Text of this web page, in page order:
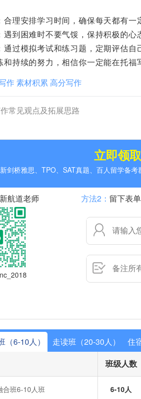
合理安排学习时间，确保每天都有
遇到困难时不要气馁，保持积极的
通过模拟考试和练习题，定期评估
持续的努力，相信你一定能在托福
作素材积累 高分写作
常见观点及拓展思路
立即领
剑桥雅思、TPO、SAT真题、百人留学备
航道老师 方法2： 留下表
（6-10人） 走读班（20-30人）
住
班级人数
合班6-10人班 6-10人